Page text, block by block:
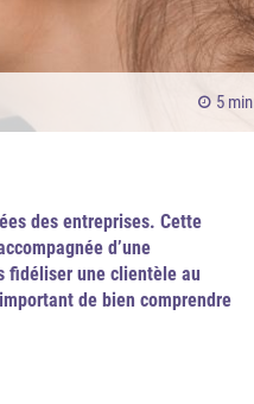
5 min
des entreprises. Cette
d’une
fidéliser une clientèle au
de bien comprendre